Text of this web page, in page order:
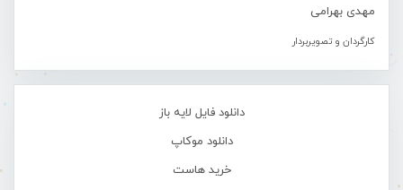
مهدی بهرامی
کارگردان و تصویربردار
دانلود فایل لایه باز
دانلود موکاپ
خرید هاست